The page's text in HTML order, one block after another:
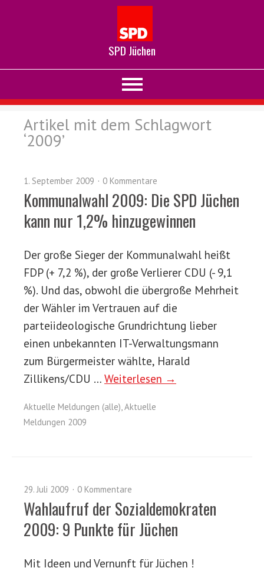
SPD Jüchen
Artikel mit dem Schlagwort
‘2009’
1. September 2009 0 Kommentare
Kommunalwahl 2009: Die SPD Jüchen
kann nur 1,2% hinzugewinnen
Der große Sieger der Kommunalwahl heißt
FDP (+ 7,2 %), der große Verlierer CDU (- 9,1
%). Und das, obwohl die übergroße Mehrheit
der Wähler im Vertrauen auf die
parteiideologische Grundrichtung lieber
einen unbekannten IT-Verwaltungsmann
zum Bürgermeister wählte, Harald
Zillikens/CDU … Weiterlesen →
Aktuelle Meldungen (alle),Aktuelle
Meldungen 2009
29. Juli 2009 0 Kommentare
Wahlaufruf der Sozialdemokraten
2009: 9 Punkte für Jüchen
Mit Ideen und Vernunft für Jüchen !